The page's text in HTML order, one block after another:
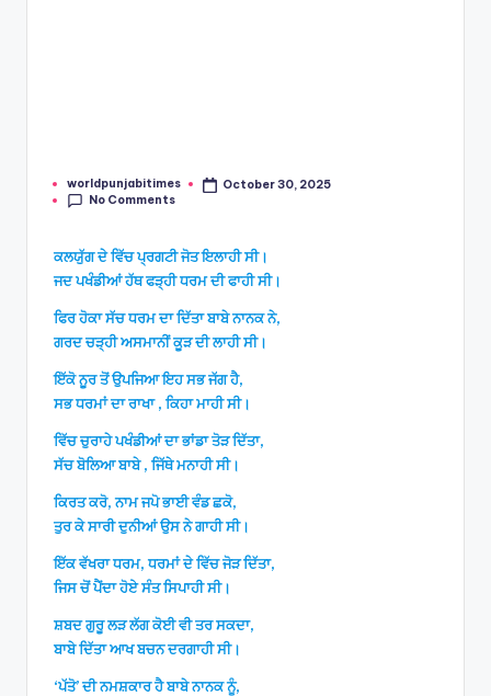
Posted
by
worldpunjabitimes
October 30, 2025
No Comments
ਕਲਯੁੱਗ ਦੇ ਵਿੱਚ ਪ੍ਰਗਟੀ ਜੋਤ ਇਲਾਹੀ ਸੀ।
ਜਦ ਪਖੰਡੀਆਂ ਹੱਥ ਫੜ੍ਹੀ ਧਰਮ ਦੀ ਫਾਹੀ ਸੀ।
ਫਿਰ ਹੋਕਾ ਸੱਚ ਧਰਮ ਦਾ ਦਿੱਤਾ ਬਾਬੇ ਨਾਨਕ ਨੇ,
ਗਰਦ ਚੜ੍ਹੀ ਅਸਮਾਨੀਂ ਕੂੜ ਦੀ ਲਾਹੀ ਸੀ।
ਇੱਕੋ ਨੂਰ ਤੋਂ ਉਪਜਿਆ ਇਹ ਸਭ ਜੱਗ ਹੈ,
ਸਭ ਧਰਮਾਂ ਦਾ ਰਾਖਾ , ਕਿਹਾ ਮਾਹੀ ਸੀ।
ਵਿੱਚ ਚੁਰਾਹੇ ਪਖੰਡੀਆਂ ਦਾ ਭਾਂਡਾ ਤੋੜ ਦਿੱਤਾ,
ਸੱਚ ਬੋਲਿਆ ਬਾਬੇ , ਜਿੱਥੇ ਮਨਾਹੀ ਸੀ।
ਕਿਰਤ ਕਰੋ, ਨਾਮ ਜਪੋ ਭਾਈ ਵੰਡ ਛਕੋ,
ਤੁਰ ਕੇ ਸਾਰੀ ਦੁਨੀਆਂ ਉਸ ਨੇ ਗਾਹੀ ਸੀ।
ਇੱਕ ਵੱਖਰਾ ਧਰਮ, ਧਰਮਾਂ ਦੇ ਵਿੱਚ ਜੋੜ ਦਿੱਤਾ,
ਜਿਸ ਚੋਂ ਪੈਂਦਾ ਹੋਏ ਸੰਤ ਸਿਪਾਹੀ ਸੀ।
ਸ਼ਬਦ ਗੁਰੂ ਲੜ ਲੱਗ ਕੋਈ ਵੀ ਤਰ ਸਕਦਾ,
ਬਾਬੇ ਦਿੱਤਾ ਆਖ ਬਚਨ ਦਰਗਾਹੀ ਸੀ।
‘ਪੱਤੋ’ ਦੀ ਨਮਸ਼ਕਾਰ ਹੈ ਬਾਬੇ ਨਾਨਕ ਨੂੰ,